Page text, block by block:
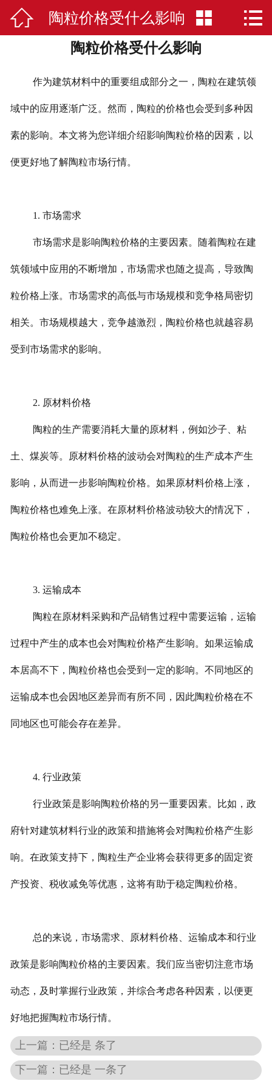
 网站首页
公司简介
陶粒
应用案例
荣誉资质
 陶粒价格受什么影响  
陶粒价格受什么影响
作为建筑材料中的重要组成部分之一，陶粒在建筑领
域中的应用逐渐广泛。然而，陶粒的价格也会受到多种因
素的影响。本文将为您详细介绍影响陶粒价格的因素，以
便更好地了解陶粒市场行情。
1. 市场需求
市场需求是影响陶粒价格的主要因素。随着陶粒在建
筑领域中应用的不断增加，市场需求也随之提高，导致陶
粒价格上涨。市场需求的高低与市场规模和竞争格局密切
相关。市场规模越大，竞争越激烈，陶粒价格也就越容易
受到市场需求的影响。
2. 原材料价格
陶粒的生产需要消耗大量的原材料，例如沙子、粘
土、煤炭等。原材料价格的波动会对陶粒的生产成本产生
影响，从而进一步影响陶粒价格。如果原材料价格上涨，
陶粒价格也难免上涨。在原材料价格波动较大的情况下，
陶粒价格也会更加不稳定。
3. 运输成本
陶粒在原材料采购和产品销售过程中需要运输，运输
过程中产生的成本也会对陶粒价格产生影响。如果运输成
本居高不下，陶粒价格也会受到一定的影响。不同地区的
运输成本也会因地区差异而有所不同，因此陶粒价格在不
同地区也可能会存在差异。
4. 行业政策
行业政策是影响陶粒价格的另一重要因素。比如，政
府针对建筑材料行业的政策和措施将会对陶粒价格产生影
响。在政策支持下，陶粒生产企业将会获得更多的固定资
产投资、税收减免等优惠，这将有助于稳定陶粒价格。
总的来说，市场需求、原材料价格、运输成本和行业
政策是影响陶粒价格的主要因素。我们应当密切注意市场
动态，及时掌握行业政策，并综合考虑各种因素，以便更
好地把握陶粒市场行情。
上一篇：已经是 条了
下一篇：已经是 一条了